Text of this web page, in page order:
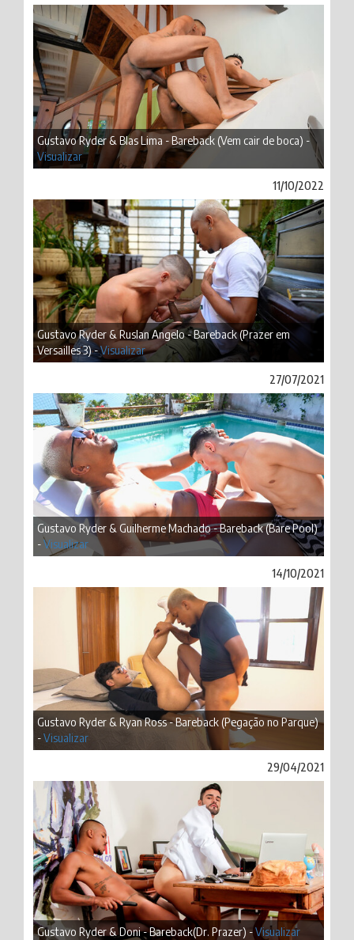
Gustavo Ryder & Blas Lima - Bareback (Vem cair de boca) -
Visualizar
11/10/2022
Gustavo Ryder & Ruslan Angelo - Bareback (Prazer em
Versailles 3) -Visualizar
27/07/2021
Gustavo Ryder & Guilherme Machado - Bareback (Bare Pool)
-Visualizar
14/10/2021
Gustavo Ryder & Ryan Ross - Bareback (Pegação no Parque)
-Visualizar
29/04/2021
Gustavo Ryder & Doni - Bareback(Dr. Prazer) -Visualizar